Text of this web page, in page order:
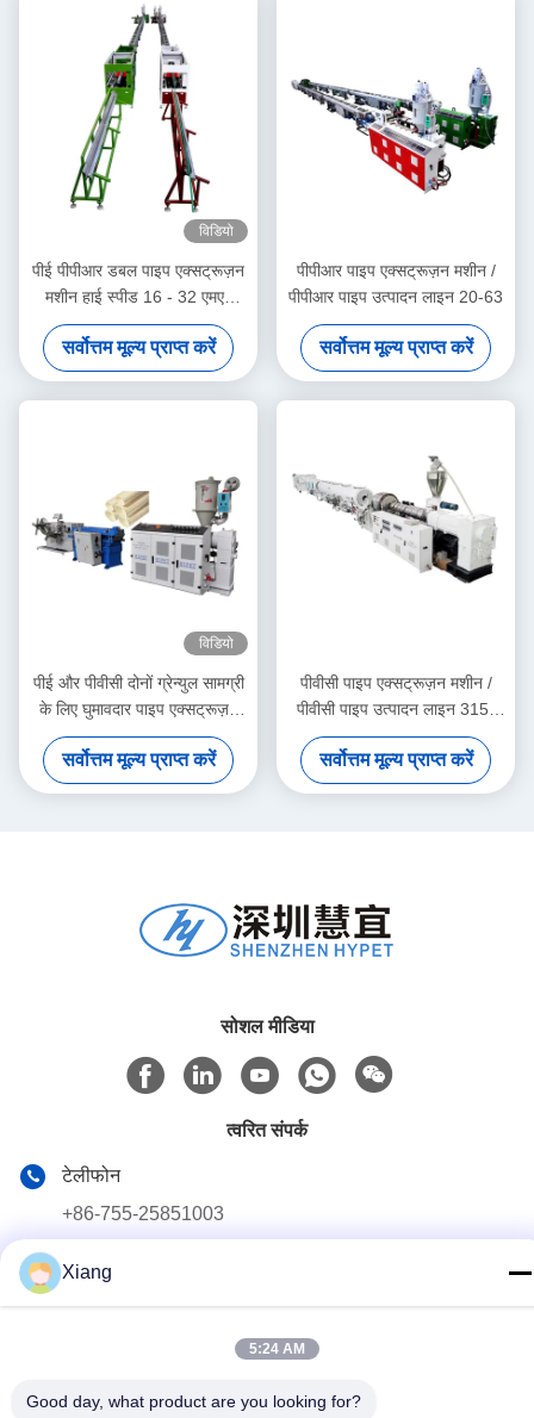
विडियो
पीई पीपीआर डबल पाइप एक्सट्रूज़न
मशीन हाई स्पीड 16 - 32 एमएम
सिंगल स्क्रू एक्सट्रूडर SJ90/33
सर्वोत्तम मूल्य प्राप्त करें
पीपीआर पाइप एक्सट्रूज़न मशीन /
पीपीआर पाइप उत्पादन लाइन 20-63
सर्वोत्तम मूल्य प्राप्त करें
विडियो
पीई और पीवीसी दोनों ग्रेन्युल सामग्री
के लिए घुमावदार पाइप एक्सट्रूज़न
मशीन
सर्वोत्तम मूल्य प्राप्त करें
पीवीसी पाइप एक्सट्रूज़न मशीन /
पीवीसी पाइप उत्पादन लाइन 315-
630
सर्वोत्तम मूल्य प्राप्त करें
सोशल मीडिया
त्वरित संपर्क
टेलीफोन
+86-755-25851003
ईमेल
Xiang
5:24 AM
Good day, what product are you looking for?